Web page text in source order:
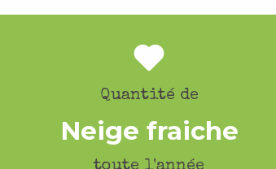
Quantité de
Neige fraiche